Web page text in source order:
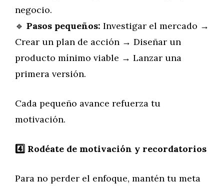
negocio.
🔹 Pasos pequeños: Investigar el mercado →
Crear un plan de acción → Diseñar un
producto mínimo viable → Lanzar una
primera versión.
Cada pequeño avance refuerza tu
motivación.
4️ Rodéate de motivación y recordatorios
Para no perder el enfoque, mantén tu meta